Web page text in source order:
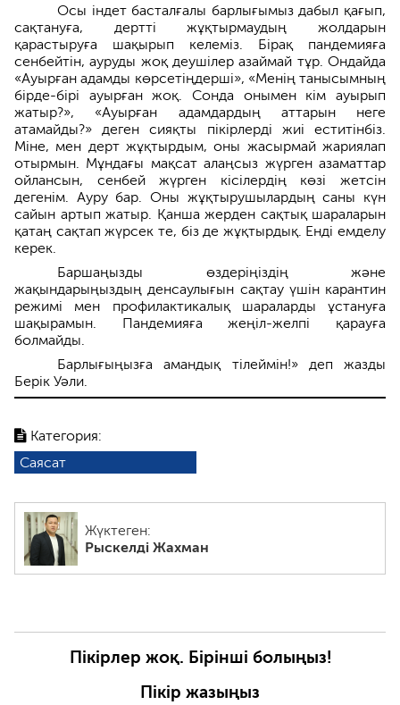
Категория:
Саясат
Жүктеген:
Рыскелді Жахман
Осы індет басталғалы барлығымыз дабыл қағып,
сақтануға, дертті жұқтырмаудың жолдарын
қарастыруға шақырып келеміз. Бірақ пандемияға
сенбейтін, ауруды жоқ деушілер азаймай тұр. Ондайда
«Ауырған адамды көрсетіңдерші», «Менің танысымның
бірде-бірі ауырған жоқ. Сонда онымен кім ауырып
жатыр?», «Ауырған адамдардың аттарын неге
атамайды?» деген сияқты пікірлерді жиі еститінбіз.
Міне, мен дерт жұқтырдым, оны жасырмай жариялап
отырмын. Мұндағы мақсат алаңсыз жүрген азаматтар
ойлансын, сенбей жүрген кісілердің көзі жетсін
дегенім. Ауру бар. Оны жұқтырушылардың саны күн
сайын артып жатыр. Қанша жерден сақтық шараларын
қатаң сақтап жүрсек те, біз де жұқтырдық. Енді емделу
керек.
Баршаңызды өздеріңіздің және
жақындарыңыздың денсаулығын сақтау үшін карантин
режимі мен профилактикалық шараларды ұстануға
шақырамын. Пандемияға жеңіл-желпі қарауға
болмайды.
Барлығыңызға амандық тілеймін!» деп жазды
Берік Уәли.
Пікірлер жоқ. Бірінші болыңыз!
Пікір жазыңыз